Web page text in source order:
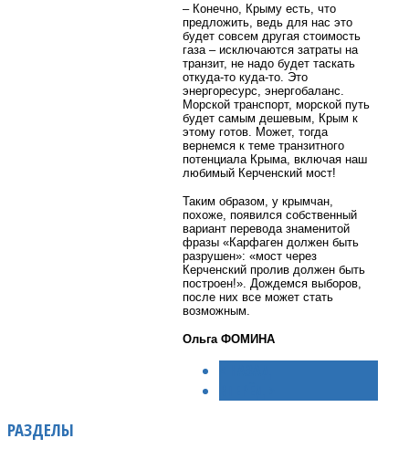
– Конечно, Крыму есть, что
предложить, ведь для нас это
будет совсем другая стоимость
газа – исключаются затраты на
транзит, не надо будет таскать
откуда-то куда-то. Это
энергоресурс, энергобаланс.
Морской транспорт, морской путь
будет самым дешевым, Крым к
этому готов. Может, тогда
вернемся к теме транзитного
потенциала Крыма, включая наш
любимый Керченский мост!
Таким образом, у крымчан,
похоже, появился собственный
вариант перевода знаменитой
фразы «Карфаген должен быть
разрушен»: «мост через
Керченский пролив должен быть
построен!». Дождемся выборов,
после них все может стать
возможным.
Ольга ФОМИНА
РАЗДЕЛЫ